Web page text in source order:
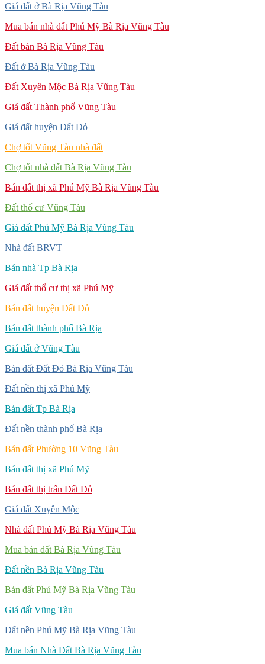
Giá đất ở Bà Rịa Vũng Tàu
Mua bán nhà đất Phú Mỹ Bà Rịa Vũng Tàu
Đất bán Bà Rịa Vũng Tàu
Đất ở Bà Rịa Vũng Tàu
Đất Xuyên Mộc Bà Rịa Vũng Tàu
Giá đất Thành phố Vũng Tàu
Giá đất huyện Đất Đỏ
Chợ tốt Vũng Tàu nhà đất
Chợ tốt nhà đất Bà Rịa Vũng Tàu
Bán đất thị xã Phú Mỹ Bà Rịa Vũng Tàu
Đất thổ cư Vũng Tàu
Giá đất Phú Mỹ Bà Rịa Vũng Tàu
Nhà đất BRVT
Bán nhà Tp Bà Rịa
Giá đất thổ cư thị xã Phú Mỹ
Bán đất huyện Đất Đỏ
Bán đất thành phố Bà Rịa
Giá đất ở Vũng Tàu
Bán đất Đất Đỏ Bà Rịa Vũng Tàu
Đất nền thị xã Phú Mỹ
Bán đất Tp Bà Rịa
Đất nền thành phố Bà Rịa
Bán đất Phường 10 Vũng Tàu
Bán đất thị xã Phú Mỹ
Bán đất thị trấn Đất Đỏ
Giá đất Xuyên Mộc
Nhà đất Phú Mỹ Bà Rịa Vũng Tàu
Mua bán đất Bà Rịa Vũng Tàu
Đất nền Bà Rịa Vũng Tàu
Bán đất Phú Mỹ Bà Rịa Vũng Tàu
Giá đất Vũng Tàu
Đất nền Phú Mỹ Bà Rịa Vũng Tàu
Mua bán Nhà Đất Bà Rịa Vũng Tàu